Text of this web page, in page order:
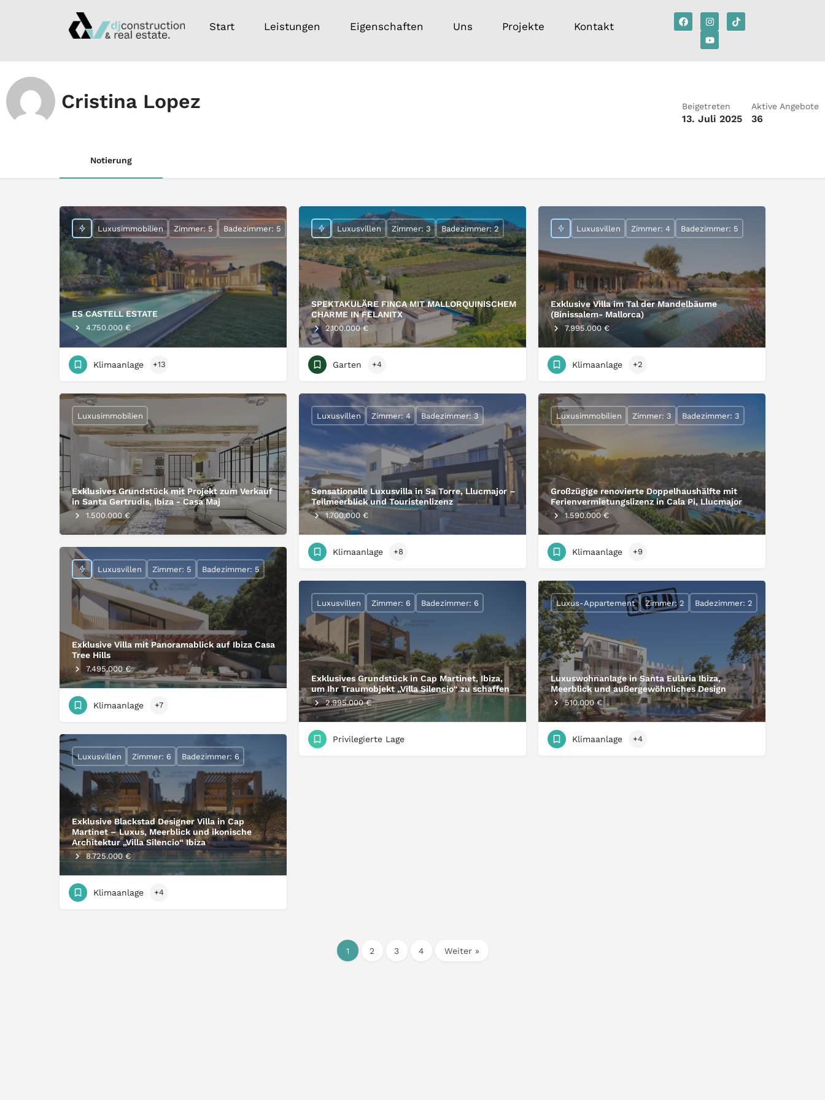
Start Leistungen Eigenschaften Uns Projekte Kontakt
Cristina Lopez Beigetreten
13. Juli 2025
Aktive Angebote
36
Notierung
ES CASTELL ESTATE
4.750.000 €
Luxusimmobilien Zimmer: 5 Badezimmer: 5
Klimaanlage +13
SPEKTAKULÄRE FINCA MIT MALLORQUINISCHEM
CHARME IN FELANITX
2.100.000 €
Luxusvillen Zimmer: 3 Badezimmer: 2
Garten +4
Exklusive Villa im Tal der Mandelbäume
(Binissalem- Mallorca)
7.995.000 €
Luxusvillen Zimmer: 4 Badezimmer: 5
Klimaanlage +2
Exklusives Grundstück mit Projekt zum Verkauf
in Santa Gertrudis, Ibiza - Casa Maj
1.500.000 €
Luxusimmobilien
Sensationelle Luxusvilla in Sa Torre, Llucmajor –
Teilmeerblick und Touristenlizenz
1.700.000 €
Luxusvillen Zimmer: 4 Badezimmer: 3
Klimaanlage +8
Großzügige renovierte Doppelhaushälfte mit
Ferienvermietungslizenz in Cala Pi, Llucmajor
1.590.000 €
Luxusimmobilien Zimmer: 3 Badezimmer: 3
Klimaanlage +9
Exklusive Villa mit Panoramablick auf Ibiza Casa
Tree Hills
7.495.000 €
Luxusvillen Zimmer: 5 Badezimmer: 5
Klimaanlage +7
Exklusives Grundstück in Cap Martinet, Ibiza,
um Ihr Traumobjekt „Villa Silencio“ zu schaffen
2.995.000 €
Luxusvillen Zimmer: 6 Badezimmer: 6
Privilegierte Lage
Luxuswohnanlage in Santa Eulària Ibiza,
Meerblick und außergewöhnliches Design
510.000 €
Luxus-Appartement Zimmer: 2 Badezimmer: 2
Klimaanlage +4
Exklusive Blackstad Designer Villa in Cap
Martinet – Luxus, Meerblick und ikonische
Architektur „Villa Silencio“ Ibiza
8.725.000 €
Luxusvillen Zimmer: 6 Badezimmer: 6
Klimaanlage +4
1 2 3 4 Weiter »